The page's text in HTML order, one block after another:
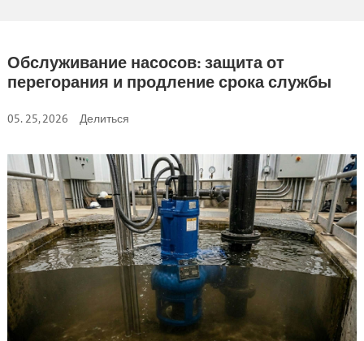
Обслуживание насосов: защита от
перегорания и продление срока службы
05. 25, 2026 Делиться